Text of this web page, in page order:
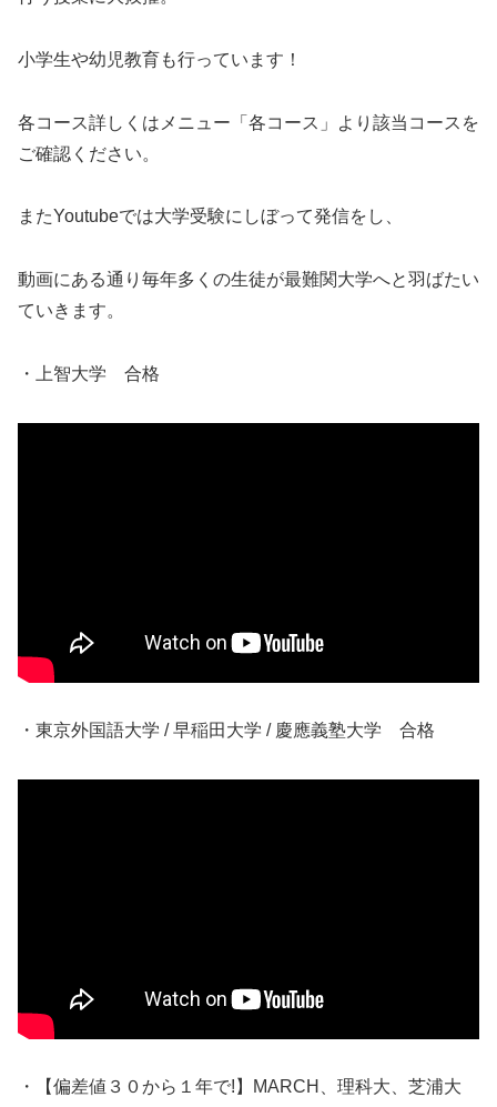
小学生や幼児教育も行っています！
各コース詳しくはメニュー「各コース」より該当コースを
ご確認ください。
またYoutubeでは大学受験にしぼって発信をし、
動画にある通り毎年多くの生徒が最難関大学へと羽ばたい
ていきます。
・上智大学 合格
・東京外国語大学 / 早稲田大学 / 慶應義塾大学 合格
・【偏差値３０から１年で!】MARCH、理科大、芝浦大